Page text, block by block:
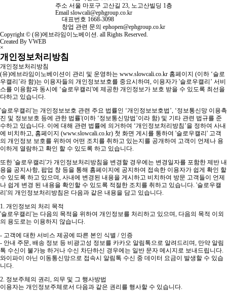
주소 서울 마포구 고산길 23, 노고산빌딩 1층
Email slowcali@ephgroup.co.kr
대표번호 1668-3098
창업 관련 문의 ephopen@ephgroup.co.kr
Copyright © (유)에브라임이노베이션. all Rights Reserved.
Created By VWEB
×
개인정보처리방침
개인정보처리방침
(유)에브라임이노베이션이 관리 및 운영하는 www.slowcali.co.kr 홈페이지 (이하 ‘슬로
우캘리’라 함)는 이용자들의 개인정보보호를 중요시하며, 이용자가 '슬로우캘리’ 서비
스를 이용함과 동시에 ‘슬로우캘리'에 제공한 개인정보가 보호 받을 수 있도록 최선을
다하고 있습니다.
'슬로우캘리'는 개인정보보호 관련 주요 법률인 ‘개인정보보호법’, ‘정보통신망 이용촉
진 및 정보보호 등에 관한 법률'(이하 ‘정보통신망법’이라 함) 및 기타 관련 법규를 준
수하고 있습니다. 이에 대해 관련 법률에 의거하여 ‘개인정보처리방침’을 정하여 사내
에 비치하고, 홈페이지 (www.slowcali.co.kr) 첫 화면 게시를 통하여 '슬로우캘리' 고객
의 개인정보 보호를 위하여 어떤 조치를 취하고 있는지를 공개하여 고객이 언제나 용
이하게 열람하고 확인 할 수 있도록 하고 있습니다.
또한 '슬로우캘리'가 개인정보처리방침을 변경할 경우에는 변경일자를 포함한 제반 내
용을 공지사항, 팝업 창 등을 통해 홈페이지에 공지하여 접속한 이용자가 쉽게 확인 할
수 있도록 하고 있으며, 사내에 변경된 내용을 게시하고 비치하여 방문 고객들이 언제
나 쉽게 변경 된 내용을 확인할 수 있도록 적절한 조치를 취하고 있습니다. '슬로우캘
리'의 개인정보처리방침은 다음과 같은 내용을 담고 있습니다.
1. 개인정보의 처리 목적
'슬로우캘리'는 다음의 목적을 위하여 개인정보를 처리하고 있으며, 다음의 목적 이외
의 용도로는 이용하지 않습니다.
- 고객에 대한 서비스 제공에 따른 본인 식별 / 인증
- 안내 주문, 배송 정보 등 비광고성 정보를 카카오 알림톡으로 알려드리며, 만약 알림
톡 수신이 불가능 하거나 수신 차단하신 경우에는 일반 문자 메시지로 보내드립니다.
와이파이 아닌 이동통신망으로 접속시 알림톡 수신 중 데이터 요금이 발생할 수 있습
니다.
2. 정보주체의 권리, 의무 및 그 행사방법
이용자는 개인정보주체로서 다음과 같은 권리를 행사할 수 있습니다.